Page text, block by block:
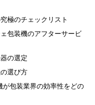
極のチェックリスト
包装機のアフターサービ
の選定
選び方
包装業界の効率性をどの